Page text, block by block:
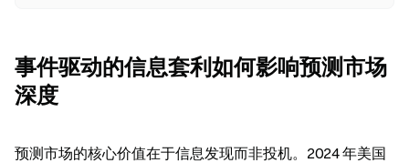
事件驱动的信息套利如何影响预测市场
深度
预测市场的核心价值在于信息发现而非投机。2024 年美国